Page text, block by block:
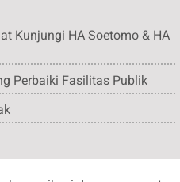
Kunjungi HA Soetomo & HA
Perbaiki Fasilitas Publik